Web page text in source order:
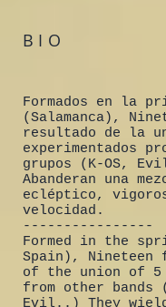
BIO
Formados en la
(Salamanca),
resultado de la
experimentados
grupos (K-OS,
Abanderan una
ecléptico,
velocidad.
----------------
Formed in the
Spain),
of the union of 5
from other bands
Evil..) They